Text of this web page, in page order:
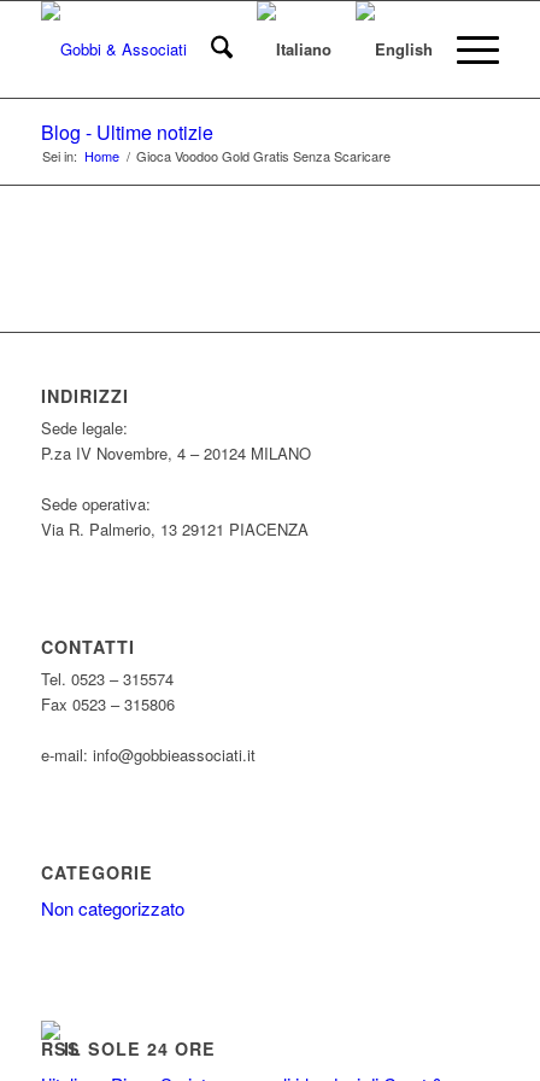
Blog - Ultime notizie
Sei in: Home / Gioca Voodoo Gold Gratis Senza Scaricare
INDIRIZZI
Sede legale:
P.za IV Novembre, 4 – 20124 MILANO
Sede operativa:
Via R. Palmerio, 13 29121 PIACENZA
CONTATTI
Tel. 0523 – 315574
Fax 0523 – 315806
e-mail: info@gobbieassociati.it
CATEGORIE
Non categorizzato
IL SOLE 24 ORE